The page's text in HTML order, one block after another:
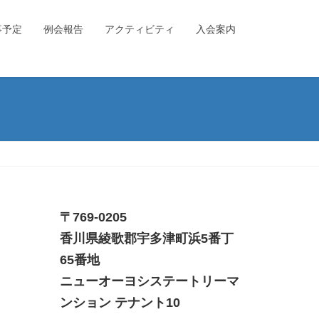
定 例会報告 アクティビティ 入会案内
〒769-0205
香川県綾歌郡宇多津町浜5番丁
65番地
ニューオーヨシステートリーマ
ンション テナント10